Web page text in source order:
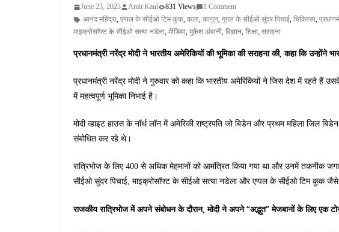
June 23, 2023 Amit Kaul 831 Views
1 Comment
आनंद महिंद्रा, एप्पल के सीईओ टिम कुक, कला, कानून, गूगल के सीईओ सुंदर पिचाई, चिकित्सा,
माइक्रोसॉफ्ट के सीईओ सत्या नडेला, मीडिया, मुकेश अंबानी, विज्ञान, शिक्षा, सराहना
प्रधानमंत्री नरेंद्र मोदी ने भारतीय अमेरिकियों की भूमिका की सराहना की, कहा कि उन्होंने
प्रधानमंत्री नरेंद्र मोदी ने गुरुवार को कहा कि भारतीय अमेरिकियों ने जिस देश में रहते हैं
में महत्वपूर्ण भूमिका निभाई है।
मोदी व्हाइट हाउस के नॉर्थ लॉन में अमेरिकी राष्ट्रपति जो बिडेन और प्रथम महिला जिल
संबोधित कर रहे थे।
रात्रिभोज के लिए 400 से अधिक मेहमानों को आमंत्रित किया गया था और उनमें तकनीक
सीईओ सुंदर पिचाई, माइक्रोसॉफ्ट के सीईओ सत्या नडेला और एप्पल के सीईओ टिम कुक जैसे
राजकीय रात्रिभोज में अपने संबोधन के दौरान, मोदी ने अपने “अद्भुत” मेजबानों के लिए एक